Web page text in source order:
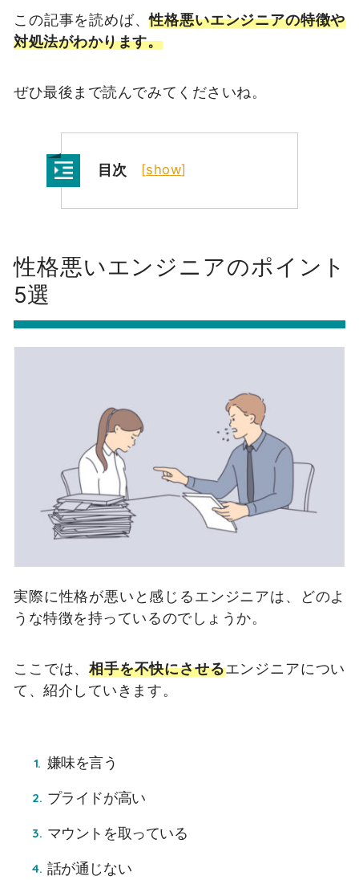
この記事を読めば、性格悪いエンジニアの特徴や
対処法がわかります。
ぜひ最後まで読んでみてくださいね。
目次 [show]
性格悪いエンジニアのポイント
5選
実際に性格が悪いと感じるエンジニアは、どのよ
うな特徴を持っているのでしょうか。
ここでは、相手を不快にさせるエンジニアについ
て、紹介していきます。
嫌味を言う
プライドが高い
マウントを取っている
話が通じない